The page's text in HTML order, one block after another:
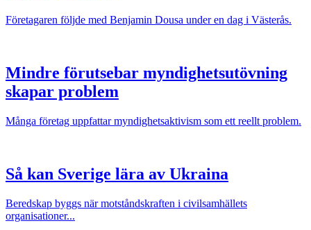
Företagaren följde med Benjamin Dousa under en dag i Västerås.
Mindre förutsebar myndighetsutövning
skapar problem
Många företag uppfattar myndighetsaktivism som ett reellt problem.
Så kan Sverige lära av Ukraina
Beredskap byggs när motståndskraften i civilsamhällets
organisationer...